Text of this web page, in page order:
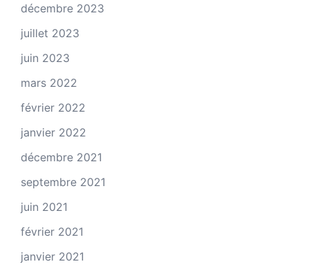
décembre 2023
juillet 2023
juin 2023
mars 2022
février 2022
janvier 2022
décembre 2021
septembre 2021
juin 2021
février 2021
janvier 2021